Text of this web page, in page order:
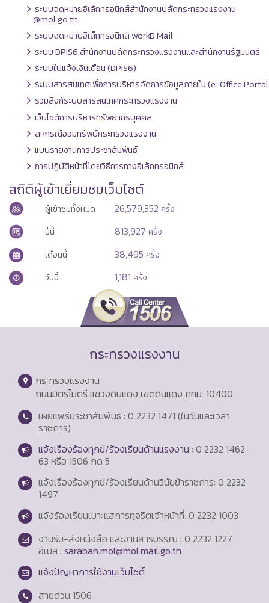
ระบบจดหมายอิเล็กทรอนิกส์สำนักงานปลัดกระทรวงแรงงาน
@mol.go.th
ระบบจดหมายอิเล็กทรอนิกส์ workD Mail
ระบบ DPIS6 สำนักงานปลัดกระทรวงแรงงานและสำนักงานรัฐมนตรี
ระบบใบแจ้งเงินเดือน (DPIS6)
ระบบสารสนเทศเพื่อการบริหารจัดการข้อมูลภายใน (e-Office
รวมลิงก์ระบบสารสนเทศกระทรวงแรงงาน
เว็บไซต์การบริหารทรัพยากรบุคคล
สหกรณ์ออมทรัพย์กระทรวงแรงงาน
แบบรายงานการประชาสัมพันธ์
การปฏิบัติหน้าที่โดยวิธีการทางอิเล็กทรอนิกส์
สถิติผู้เข้าเยี่ยมชมเว็บไซต์
ผู้เข้าชมทั้งหมด 26,579,352 ครั้ง
ปีนี้
813,927 ครั้ง
เดือนนี้
38,495 ครั้ง
วันนี้
1,181 ครั้ง
กระทรวงแรงงาน
กระทรวงแรงงาน
ถนนมิตรไมตรี แขวงดินแดง เขตดินแดง กทม. 10400
เผยแพร่ประชาสัมพันธ์ : 0 2232 1471 (ในวันและเวลา
ราชการ)
แจ้งเรื่องร้องทุกข์/ร้องเรียนด้านแรงงาน : 0 2232 1462-
63 หรือ 1506 กด 5
แจ้งเรื่องร้องทุกข์/ร้องเรียนด้านวินัยข้าราชการ: 0 2232
1497
แจ้งร้องเรียนเบาะแสการทุจริตเจ้าหน้าที่: 0 2232 1003
งานรับ-ส่งหนังสือ และงานสารบรรณ : 0 2232 1227
อีเมล : saraban.mol@mol.mail.go.th
แจ้งปัญหาการใช้งานเว็บไซต์
สายด่วน 1506